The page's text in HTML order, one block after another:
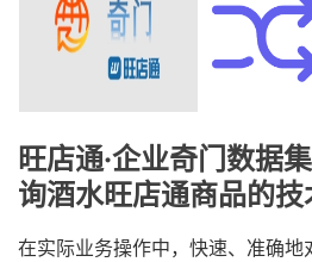
旺店通·企业奇门数据
询酒水旺店通商品的
在实际业务操作中，快速、准确